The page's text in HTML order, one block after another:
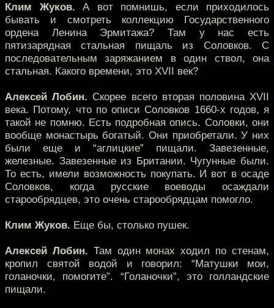
Клим Жуков. А вот помнишь, если приходилось
бывать и смотреть коллекцию Государственного
ордена Ленина Эрмитажа? Там у нас есть
пятизарядная стальная пищаль из Соловков. С
последовательным заряжанием в один ствол, она
стальная. Какого времени, это XVII век?
Алексей Лобин. Скорее всего вторая половина XVII
века. Потому, что по описи Соловков 1660-х годов, я
такой не помню. Есть подробная опись. Соловки, они
вообще монастырь богатый. Они приобретали. У них
были еще и “аглицкие” пищали. Завезенные,
железные. Завезенные из Британии. Чугунные были.
То есть, имели возможность покупать. И вот в осаде
Соловков, когда русские воеводы осаждали
старообрядцев, это очень старообрядцам помогло.
Клим Жуков. Еще бы, столько пушек.
Алексей Лобин. Там один монах ходил по стенам,
кропил святой водой и говорил: “Матушки мои,
голаночки, помогите”. “Голаночки”, это голландские
пищали.